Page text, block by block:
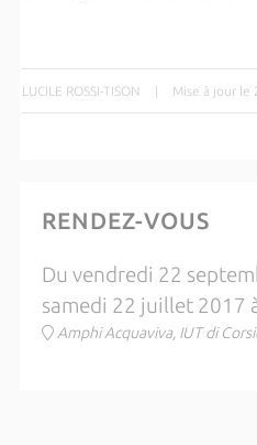
LUCILE ROSSI-TISON | Mise à jour le
RENDEZ-VOUS
Du vendredi 22
samedi 22 juillet 2017
Amphi Acquaviva, IUT di